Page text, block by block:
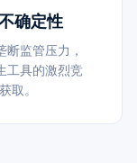
确定性
监管压力，
工具的激烈竞
取。